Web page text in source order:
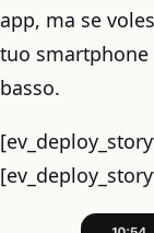
app, ma se
tuo
basso.